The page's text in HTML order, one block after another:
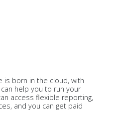
is born in the cloud, with
help you to run your
access flexible reporting,
and you can get paid